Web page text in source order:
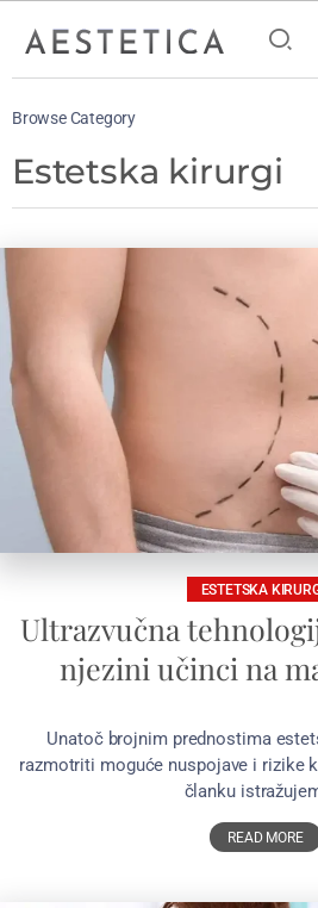
Browse Category
Estetska kirurgi
ESTETSKA
Ultrazvučna
njezini učinci na
Unatoč brojnim prednostima
razmotriti moguće nuspojave i rizike
članku
READ MORE